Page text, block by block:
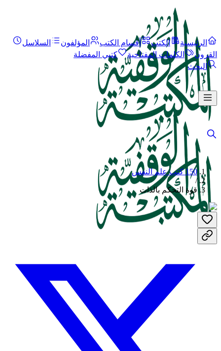
الرئيسية الكتب أقسام الكتب المؤلفون
السلاسل
القرون
الكلمات المفتاحية
كتبي المفضلة
البحث
150 كتب علم النفس
/
قوة التحكم بالذات